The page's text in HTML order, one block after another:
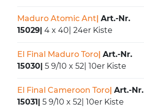
Maduro Atomic Ant Art.-Nr.
15029 4 x 40 24er Kiste
El Final Maduro Toro Art.-Nr.
15030 5 9/10 x 52 10er Kiste
El Final Cameroon Toro Art.-Nr.
15031
5 9/10 x 52 10er Kiste